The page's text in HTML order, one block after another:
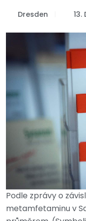
Dresden 13.
Podle zprávy o
metamfetaminu v